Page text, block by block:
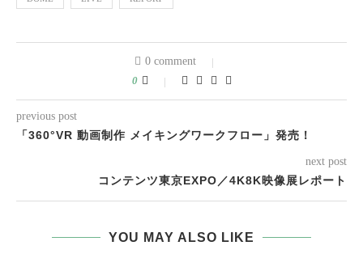
0 comment
0
previous post
「360°VR 動画制作 メイキングワークフロー」発売！
next post
コンテンツ東京EXPO／4K8K映像展レポート
YOU MAY ALSO LIKE